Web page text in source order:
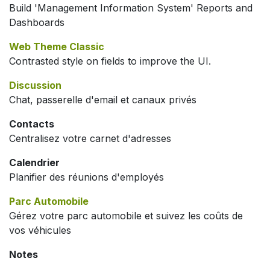
Build 'Management Information System' Reports and
Dashboards
Web Theme Classic
Contrasted style on fields to improve the UI.
Discussion
Chat, passerelle d'email et canaux privés
Contacts
Centralisez votre carnet d'adresses
Calendrier
Planifier des réunions d'employés
Parc Automobile
Gérez votre parc automobile et suivez les coûts de
vos véhicules
Notes